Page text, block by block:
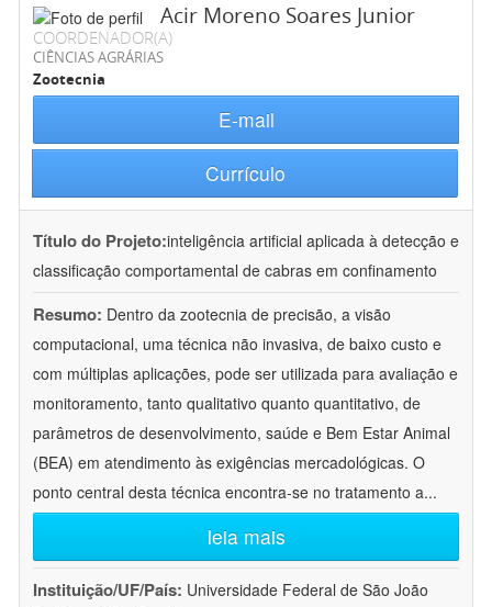
Acir Moreno Soares Junior
COORDENADOR(A)
CIÊNCIAS AGRÁRIAS
Zootecnia
E-mail
Currículo
Título do Projeto:inteligência artificial aplicada à detecção e
classificação comportamental de cabras em confinamento
Resumo: Dentro da zootecnia de precisão, a visão
computacional, uma técnica não invasiva, de baixo custo e
com múltiplas aplicações, pode ser utilizada para avaliação e
monitoramento, tanto qualitativo quanto quantitativo, de
parâmetros de desenvolvimento, saúde e Bem Estar Animal
(BEA) em atendimento às exigências mercadológicas. O
ponto central desta técnica encontra-se no tratamento a...
leia mais
Instituição/UF/País: Universidade Federal de São João